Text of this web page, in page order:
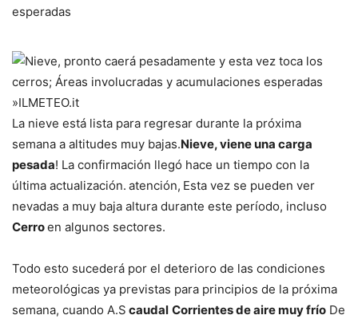
esperadas
La nieve está lista para regresar durante la próxima
semana a altitudes muy bajas.Nieve, viene una carga
pesada! La confirmación llegó hace un tiempo con la
última actualización. atención, Esta vez se pueden ver
nevadas a muy baja altura durante este período, incluso
Cerroen algunos sectores.
Todo esto sucederá por el deterioro de las condiciones
meteorológicas ya previstas para principios de la próxima
semana, cuando A.S caudal Corrientes de aire muy frío De